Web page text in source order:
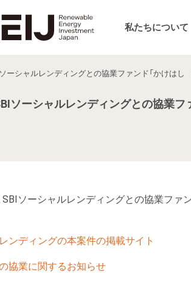
私たちについて
ーシャルレンディングとの協業ファンド「かけはし
ソーシャルレンディングとの協業フ
SBIソーシャルレンディングとの協業ファ
ンディングの本案件の掲載サイト
協業に関するお知らせ